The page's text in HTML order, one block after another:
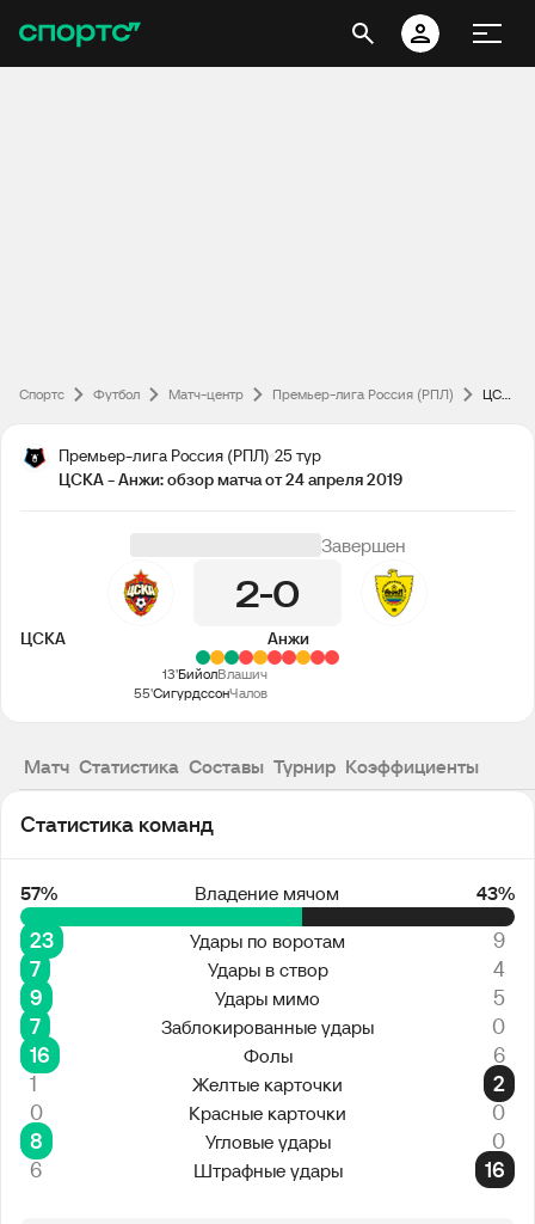
Спортс Футбол Матч-центр Премьер-лига Россия (РПЛ) ЦСКА - Анжи: обзор матча от 24 апреля 2019
Премьер-лига Россия (РПЛ) 25 тур
ЦСКА - Анжи: обзор матча от 24 апреля 2019
Завершен
2 0
ЦСКА Анжи
13'БийолВлашич
55'СигурдссонЧалов
Матч Статистика Составы Турнир Коэффициенты
Статистика команд
57% Владение мячом 43%
23 Удары по воротам
9
7
Удары в створ
4
9
Удары мимо
5
7
Заблокированные удары
0
16
Фолы
6
1
Желтые карточки
2
0
Красные карточки
0
8
Угловые удары
0
6
Штрафные удары 16